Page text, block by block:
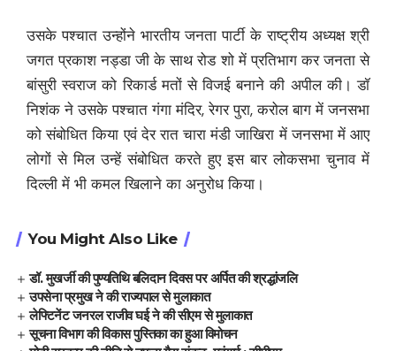
उसके पश्चात उन्होंने भारतीय जनता पार्टी के राष्ट्रीय अध्यक्ष श्री
जगत प्रकाश नड्डा जी के साथ रोड शो में प्रतिभाग कर जनता से
बांसुरी स्वराज को रिकार्ड मतों से विजई बनाने की अपील की। डॉ
निशंक ने उसके पश्चात गंगा मंदिर, रेगर पुरा, करोल बाग में जनसभा
को संबोधित किया एवं देर रात चारा मंडी जाखिरा में जनसभा में आए
लोगों से मिल उन्हें संबोधित करते हुए इस बार लोकसभा चुनाव में
दिल्ली में भी कमल खिलाने का अनुरोध किया।
You Might Also Like
डॉ. मुखर्जी की पुण्यतिथि बलिदान दिवस पर अर्पित की श्रद्धांजलि
उपसेना प्रमुख ने की राज्यपाल से मुलाकात
लेफ्टिनेंट जनरल राजीव घई ने की सीएम से मुलाकात
सूचना विभाग की विकास पुस्तिका का हुआ विमोचन